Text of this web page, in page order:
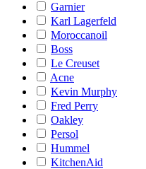
Garnier
Karl Lagerfeld
Moroccanoil
Boss
Le Creuset
Acne
Kevin Murphy
Fred Perry
Oakley
Persol
Hummel
KitchenAid